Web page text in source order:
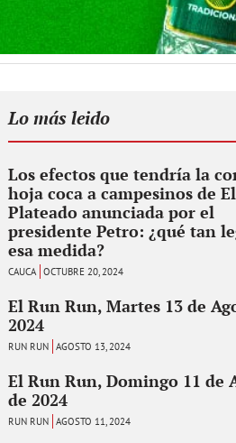
Lo más leido
Los efectos que tendría la
hoja coca a campesinos de El
Plateado anunciada por el
presidente Petro: ¿qué tan
esa medida?
CAUCA OCTUBRE 20, 2024
El Run Run, Martes 13 de
2024
RUN RUN AGOSTO 13, 2024
El Run Run, Domingo 11 de
de 2024
RUN RUN AGOSTO 11, 2024